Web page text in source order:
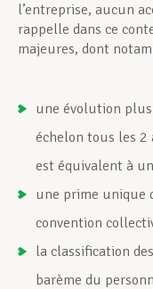
l’entreprise, aucun
rappelle dans ce
majeures, dont
une évolution
échelon tous les 2
est équivalent à
une prime unique
convention
la classification
barème du